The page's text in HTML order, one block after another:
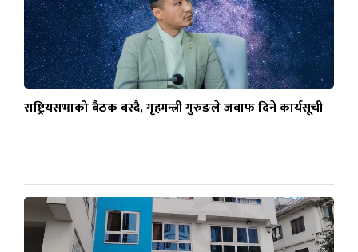
राष्ट्रियसभाको बैठक बस्दै, गृहमन्त्री गुरुङले जवाफ दिने कार्यसूची